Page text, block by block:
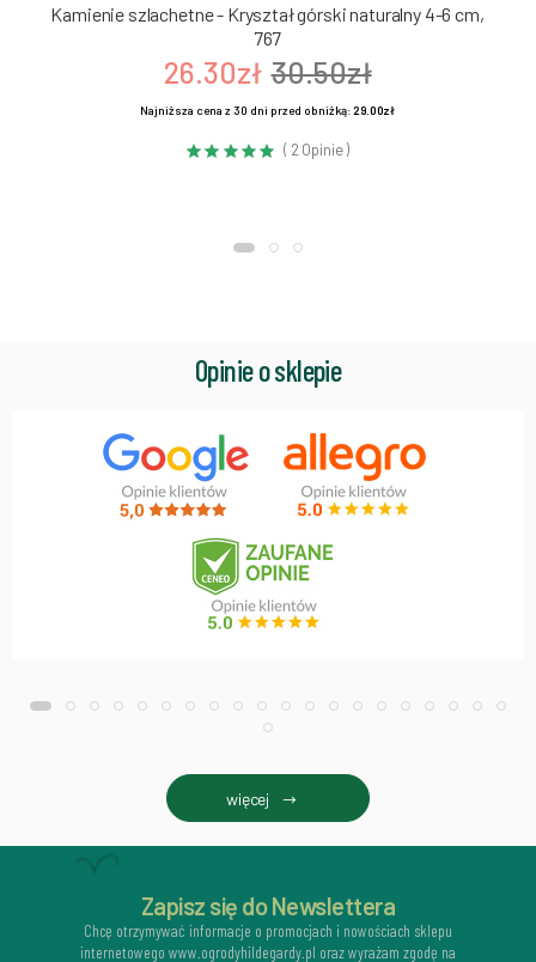
Kamienie szlachetne - Kryształ górski naturalny 4-6 cm,
767
26.30zł 30.50zł
Najniższa cena z 30 dni przed obniżką:29.00zł
( 2 Opinie )
Opinie o sklepie
więcej
Zapisz się do Newslettera
Chcę otrzymywać informacje o promocjach i nowościach sklepu
internetowego www.ogrodyhildegardy.pl oraz wyrażam zgodę na